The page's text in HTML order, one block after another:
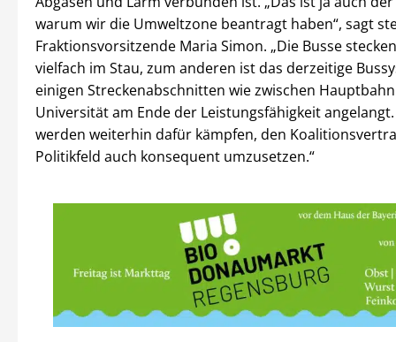
warum wir die Umweltzone beantragt haben“, sagt
Fraktionsvorsitzende Maria Simon. „Die Busse
vielfach im Stau, zum anderen ist das derzeitige
einigen Streckenabschnitten wie zwischen
Universität am Ende der Leistungsfähigkeit
werden weiterhin dafür kämpfen, den
Politikfeld auch konsequent umzusetzen.“